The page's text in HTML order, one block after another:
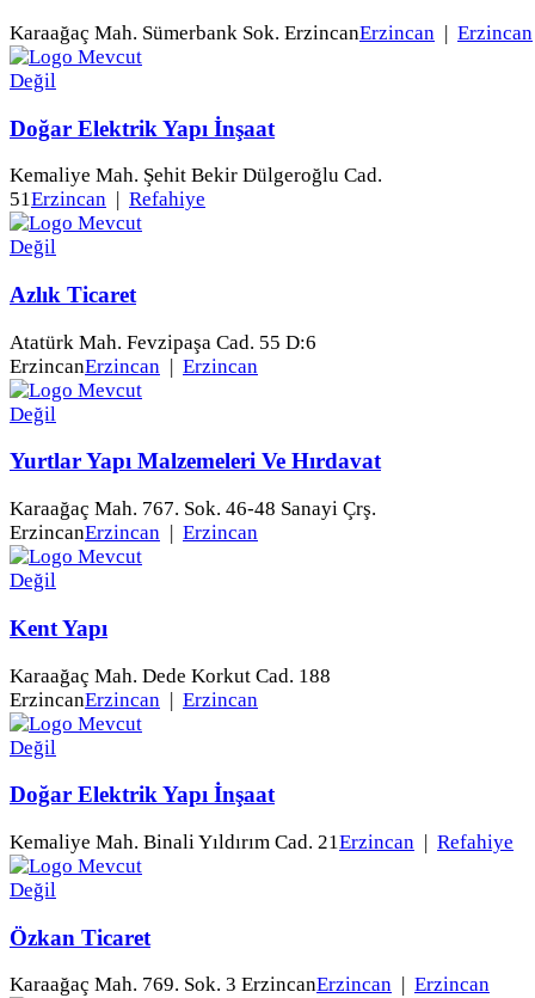
Karaağaç Mah. Sümerbank Sok. ErzincanErzincan | Erzincan
Doğar Elektrik Yapı İnşaat
Kemaliye Mah. Şehit Bekir Dülgeroğlu Cad.
51Erzincan Refahiye
Azlık Ticaret
Atatürk Mah. Fevzipaşa Cad. 55 D:6
ErzincanErzincan | Erzincan
Yurtlar Yapı Malzemeleri Ve Hırdavat
Karaağaç Mah. 767. Sok. 46-48 Sanayi Çrş.
ErzincanErzincan | Erzincan
Kent Yapı
Karaağaç Mah. Dede Korkut Cad. 188
ErzincanErzincan | Erzincan
Doğar Elektrik Yapı İnşaat
Kemaliye Mah. Binali Yıldırım Cad. 21Erzincan | Refahiye
Özkan Ticaret
Karaağaç Mah. 769. Sok. 3 ErzincanErzincan Erzincan